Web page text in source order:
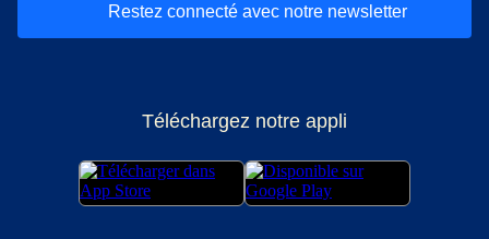
Restez connecté avec notre newsletter
Téléchargez notre appli